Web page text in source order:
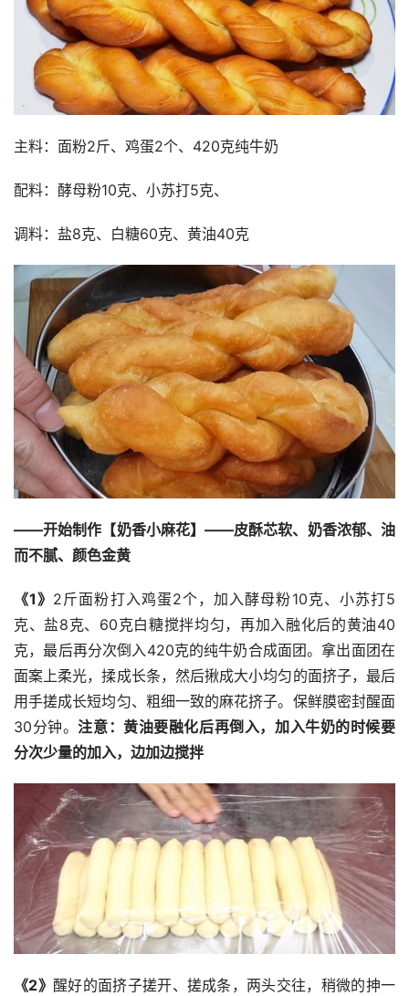
主料：面粉2斤、鸡蛋2个、420克纯牛奶
配料：酵母粉10克、小苏打5克、
调料：盐8克、白糖60克、黄油40克
——开始制作【奶香小麻花】——皮酥芯软、奶香浓郁、油
而不腻、颜色金黄
《1》 2斤面粉打入鸡蛋2个，加入酵母粉10克、小苏打5
克、盐8克、60克白糖搅拌均匀，再加入融化后的黄油40
克，最后再分次倒入420克的纯牛奶合成面团。拿出面团在
面案上柔光，揉成长条，然后揪成大小均匀的面挤子，最后
用手搓成长短均匀、粗细一致的麻花挤子。保鲜膜密封醒面
30分钟。注意：黄油要融化后再倒入，加入牛奶的时候要
分次少量的加入，边加边搅拌
《2》 醒好的面挤子搓开、搓成条，两头交往，稍微的抻一